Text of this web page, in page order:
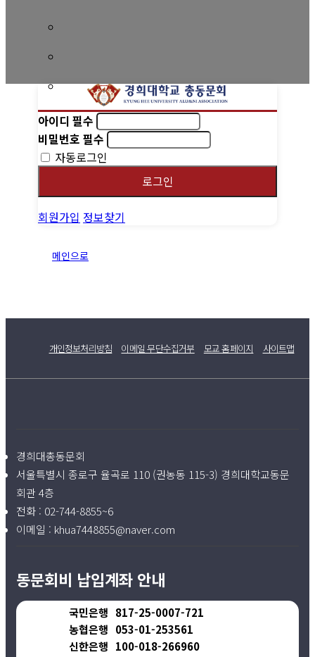
동문ID카드 발급
아이디 필수
비밀번호 필수
자동로그인
로그인
회원가입 정보찾기
메인으로
개인정보처리방침 이메일 무단수집거부 모교 홈페이지 사이트맵
경희대총동문회
서울특별시 종로구 율곡로 110 (권농동 115-3) 경희대학교동문
회관 4층
전화 : 02-744-8855~6
이메일 : khua7448855@naver.com
동문회비 납입계좌 안내
국민은행 817-25-0007-721
농협은행 053-01-253561
신한은행 100-018-266960